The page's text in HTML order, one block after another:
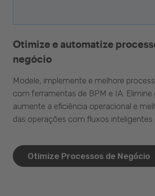
Otimize e automatize
negócio
Modele, implemente e melhore
com ferramentas de BPM e IA. Elimine
aumente a eficiência operacional e
das operações com fluxos inteligentes
Otimize Processos de Negócio